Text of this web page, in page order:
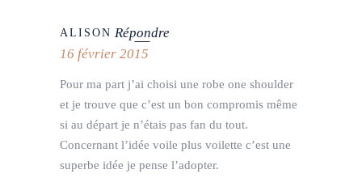
ALISON Répondre
16 février 2015
Pour ma part j’ai choisi une robe one shoulder
et je trouve que c’est un bon compromis même
si au départ je n’étais pas fan du tout.
Concernant l’idée voile plus voilette c’est une
superbe idée je pense l’adopter.